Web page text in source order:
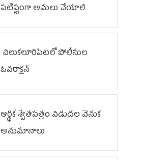
పటిష్టంగా అమలు చేయాలి
చిలుక‌లూరిపేట‌లో పోలీసుల
ఓవ‌రాక్ష‌న్‌
ఆర్థిక శ్వేతపత్రం విడుదల వెనుక
అనుమానాలు